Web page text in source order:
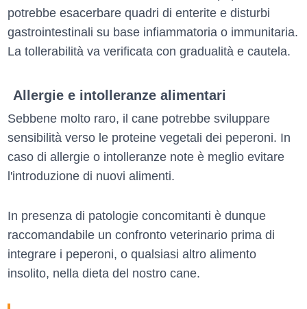
potrebbe esacerbare quadri di enterite e disturbi
gastrointestinali su base infiammatoria o immunitaria.
La tollerabilità va verificata con gradualità e cautela.
Allergie e intolleranze alimentari
Sebbene molto raro, il cane potrebbe sviluppare
sensibilità verso le proteine vegetali dei peperoni. In
caso di allergie o intolleranze note è meglio evitare
l'introduzione di nuovi alimenti.
In presenza di patologie concomitanti è dunque
raccomandabile un confronto veterinario prima di
integrare i peperoni, o qualsiasi altro alimento
insolito, nella dieta del nostro cane.